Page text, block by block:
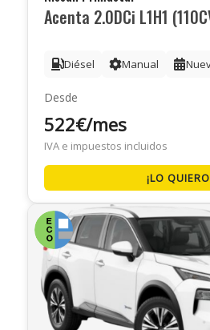
Acenta 2.0DCi L1H1
Diésel Manual
Desde
522€/mes
IVA e impuestos incluidos
¡LO